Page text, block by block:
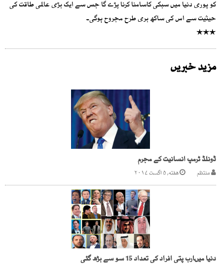
کو پوری دنیا میں سبکی کاسامنا کرنا پڑے گا جس سے ایک بڑی عالمی طاقت کی
حیثیت سے اس کی ساکھ بری طرح مجروح ہوگی۔
٭٭٭
مزید خبریں
ڈونلڈ ٹرمپ انسانیت کے مجرم
منتظم هفته, ۵ اگست ۲۰۱۷
دنیا میںارب پتی افراد کی تعداد 15 سو سے بڑھ گئی